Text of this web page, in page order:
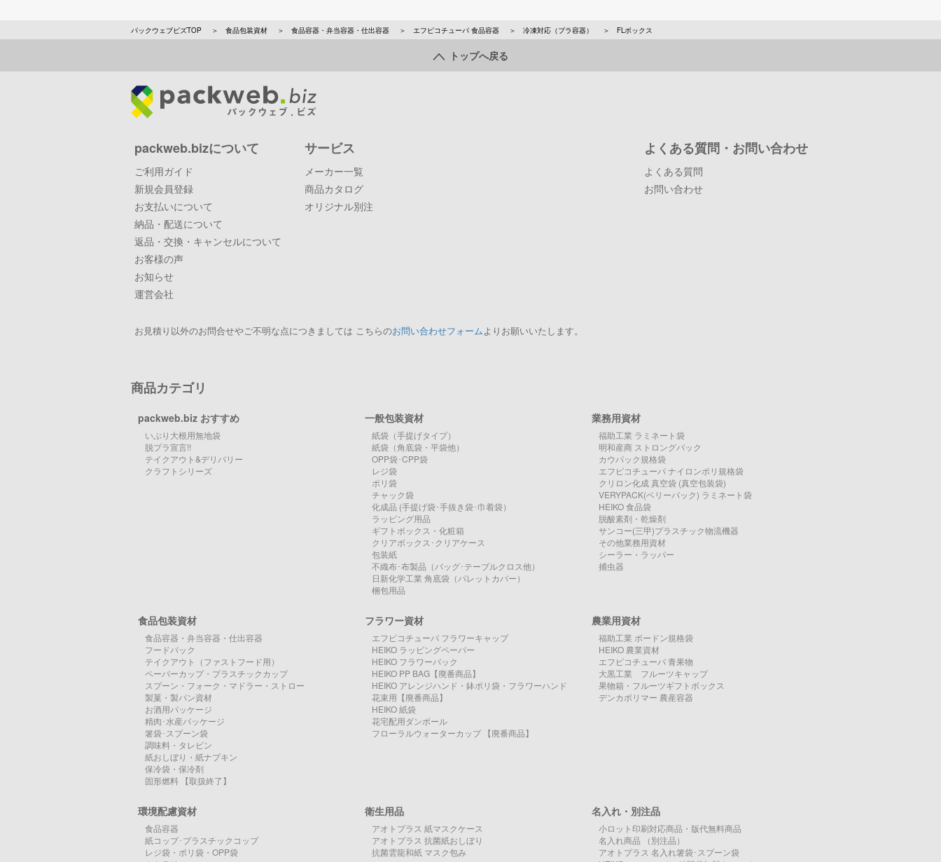
パックウェブビズTOP 食品包装資材 食品容器・弁当容器・仕出容器 エフピコチューパ 食品容器 冷凍対応（プラ容器） FLボックス
トップへ戻る
packweb.bizについて
ご利用ガイド
新規会員登録
お支払いについて
納品・配送について
返品・交換・キャンセルについて
お客様の声
お知らせ
運営会社
サービス
メーカー一覧
商品カタログ
オリジナル別注
よくある質問・お問い合わせ
よくある質問
お問い合わせ
お見積り以外のお問合せやご不明な点につきましては こちらのお問い合わせフォームよりお願いいたします。
商品カテゴリ
packweb.biz おすすめ
いぶり大根用無地袋
脱プラ宣言!!
テイクアウト&デリバリー
クラフトシリーズ
一般包装資材
紙袋（手提げタイプ）
紙袋（角底袋・平袋他）
OPP袋･CPP袋
レジ袋
ポリ袋
チャック袋
化成品 (手提げ袋･手抜き袋･巾着袋）
ラッピング用品
ギフトボックス・化粧箱
クリアボックス･クリアケース
包装紙
不織布･布製品（バッグ･テーブルクロス他）
日新化学工業 角底袋（パレットカバー）
梱包用品
業務用資材
福助工業 ラミネート袋
明和産商 ストロングパック
カウパック規格袋
エフピコチューパ ナイロンポリ規格袋
クリロン化成 真空袋 (真空包装袋)
VERYPACK(ベリーパック) ラミネート袋
HEIKO 食品袋
脱酸素剤・乾燥剤
サンコー(三甲)プラスチック物流機器
その他業務用資材
シーラー・ラッパー
捕虫器
食品包装資材
食品容器・弁当容器・仕出容器
フードパック
テイクアウト（ファストフード用）
ペーパーカップ・プラスチックカップ
スプーン・フォーク・マドラー・ストロー
製菓・製パン資材
お酒用パッケージ
精肉･水産パッケージ
箸袋･スプーン袋
調味料・タレビン
紙おしぼり・紙ナプキン
保冷袋・保冷剤
固形燃料 【取扱終了】
フラワー資材
エフピコチューパ フラワーキャップ
HEIKO ラッピングペーパー
HEIKO フラワーパック
HEIKO PP BAG【廃番商品】
HEIKO アレンジハンド・鉢ポリ袋・フラワーハンド
花束用【廃番商品】
HEIKO 紙袋
花宅配用ダンボール
フローラルウォーターカップ 【廃番商品】
農業用資材
福助工業 ボードン規格袋
HEIKO 農業資材
エフピコチューパ 青果物
大黒工業 フルーツキャップ
果物箱・フルーツギフトボックス
デンカポリマー 農産容器
環境配慮資材
食品容器
紙コップ･プラスチックコップ
レジ袋・ポリ袋・OPP袋
衛生用品
アオトプラス 紙マスクケース
アオトプラス 抗菌紙おしぼり
抗菌雲龍和紙 マスク包み
名入れ・別注品
小ロット印刷対応商品・版代無料商品
名入れ商品 （別注品）
アオトプラス 名入れ箸袋･スプーン袋